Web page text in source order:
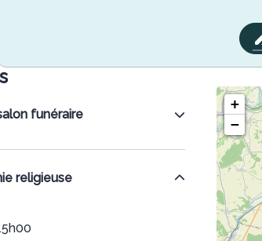
funéraire
religieuse
+
−